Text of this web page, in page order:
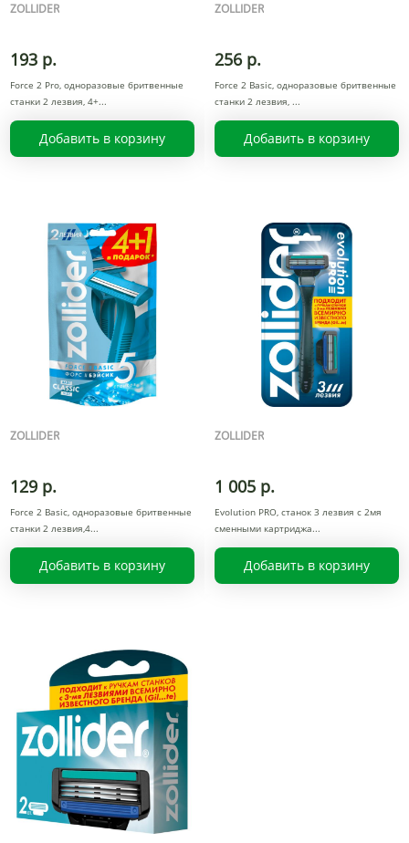
ZOLLIDER
193 р.
Force 2 Pro, одноразовые бритвенные
станки 2 лезвия, 4+
Добавить в корзину
ZOLLIDER
256 р.
Force 2 Basic, одноразовые бритвенные
станки 2 лезвия,
Добавить в корзину
ZOLLIDER
129 р.
Force 2 Basic, одноразовые бритвенные
станки 2 лезвия,4
Добавить в корзину
ZOLLIDER
1 005 р.
Evolution PRO, станок 3 лезвия с 2мя
сменными картриджа
Добавить в корзину